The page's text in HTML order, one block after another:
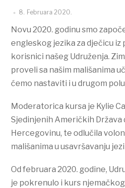
8. Februara 2020.
Novu 2020. godinu smo
engleskog jezika za dječicu iz
korisnici našeg Udruženja.
proveli sa našim mališanima
ćemo nastaviti i u drugom
Moderatorica kursa je Kylie
Sjedinjenih Američkih Država
Hercegovinu, te odlučila
mališanima u usavršavanju
Od februara 2020. godine,
je pokrenulo i kurs